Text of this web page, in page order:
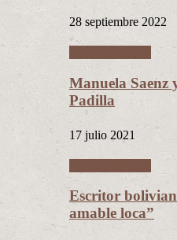
28 septiembre 2022
Manuela Saenz
Padilla
17 julio 2021
Escritor
amable loca”